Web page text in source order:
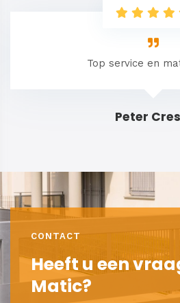
Peter
Top service en
CONTACT
Heeft u een
Matic?